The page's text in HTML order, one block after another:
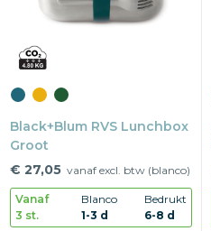
Black+Blum RVS Lunchbox
Groot
€ 27,05 vanaf excl. btw (blanco)
Vanaf
3 st.
Blanco
1-3 d
Bedrukt
6-8 d